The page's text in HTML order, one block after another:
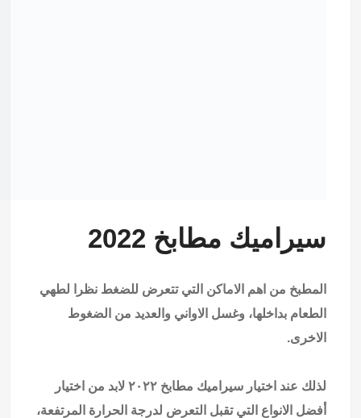
سيراميك مطابخ 2022
المطبخ من اهم الاماكن التي تتعرض للضغط نظرا لطهي
الطعام بداخلها، وغسل الاواني والعديد من الضغوط
الاخرى.
لذلك عند اختيار سيراميك مطابخ ٢٠٢٢ لابد من اختيار
أفضل الانواع التي تقبل التعرض لدرجة الحرارة المرتفعة،